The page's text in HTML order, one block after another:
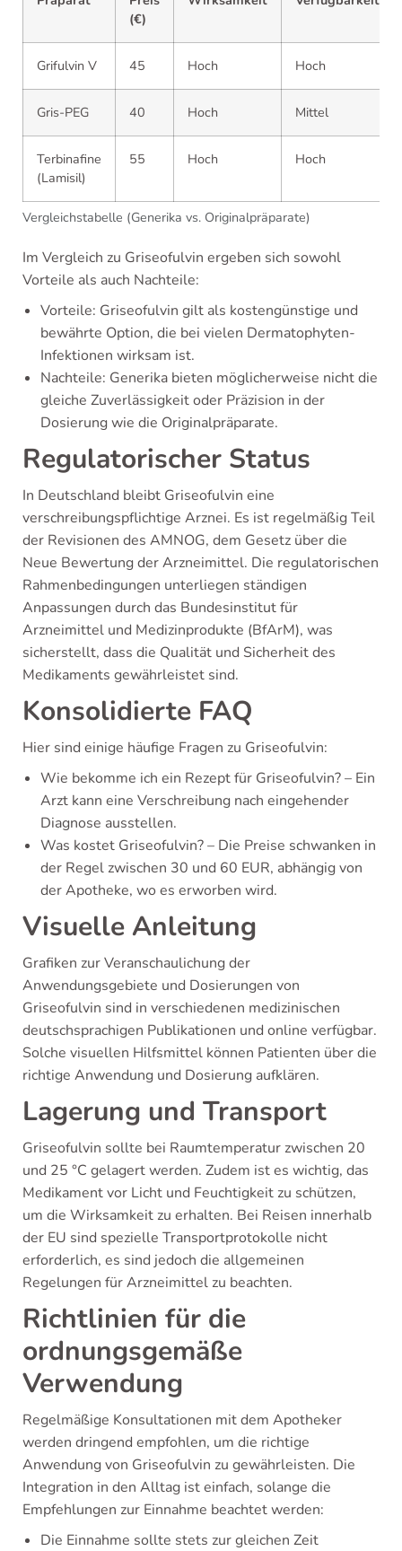
Vergleichstabelle (Generika vs. Originalpräparate)
(€)
Grifulvin V 45 Hoch Hoch
Gris-PEG 40 Hoch Mittel
Terbinafine
(Lamisil)
55 Hoch Hoch
Im Vergleich zu Griseofulvin ergeben sich sowohl
Vorteile als auch Nachteile:
Vorteile: Griseofulvin gilt als kostengünstige und
bewährte Option, die bei vielen Dermatophyten-
Infektionen wirksam ist.
Nachteile: Generika bieten möglicherweise nicht die
gleiche Zuverlässigkeit oder Präzision in der
Dosierung wie die Originalpräparate.
Regulatorischer Status
In Deutschland bleibt Griseofulvin eine
verschreibungspflichtige Arznei. Es ist regelmäßig Teil
der Revisionen des AMNOG, dem Gesetz über die
Neue Bewertung der Arzneimittel. Die regulatorischen
Rahmenbedingungen unterliegen ständigen
Anpassungen durch das Bundesinstitut für
Arzneimittel und Medizinprodukte (BfArM), was
sicherstellt, dass die Qualität und Sicherheit des
Medikaments gewährleistet sind.
Konsolidierte FAQ
Hier sind einige häufige Fragen zu Griseofulvin:
Wie bekomme ich ein Rezept für Griseofulvin? – Ein
Arzt kann eine Verschreibung nach eingehender
Diagnose ausstellen.
Was kostet Griseofulvin? – Die Preise schwanken in
der Regel zwischen 30 und 60 EUR, abhängig von
der Apotheke, wo es erworben wird.
Visuelle Anleitung
Grafiken zur Veranschaulichung der
Anwendungsgebiete und Dosierungen von
Griseofulvin sind in verschiedenen medizinischen
deutschsprachigen Publikationen und online verfügbar.
Solche visuellen Hilfsmittel können Patienten über die
richtige Anwendung und Dosierung aufklären.
Lagerung und Transport
Griseofulvin sollte bei Raumtemperatur zwischen 20
und 25 °C gelagert werden. Zudem ist es wichtig, das
Medikament vor Licht und Feuchtigkeit zu schützen,
um die Wirksamkeit zu erhalten. Bei Reisen innerhalb
der EU sind spezielle Transportprotokolle nicht
erforderlich, es sind jedoch die allgemeinen
Regelungen für Arzneimittel zu beachten.
Richtlinien für die
ordnungsgemäße
Verwendung
Regelmäßige Konsultationen mit dem Apotheker
werden dringend empfohlen, um die richtige
Anwendung von Griseofulvin zu gewährleisten. Die
Integration in den Alltag ist einfach, solange die
Empfehlungen zur Einnahme beachtet werden:
Die Einnahme sollte stets zur gleichen Zeit